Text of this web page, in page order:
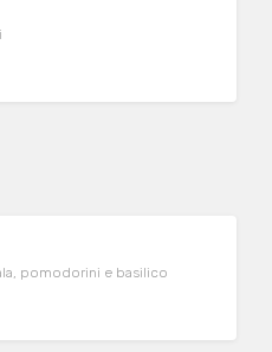
pomodorini e basilico